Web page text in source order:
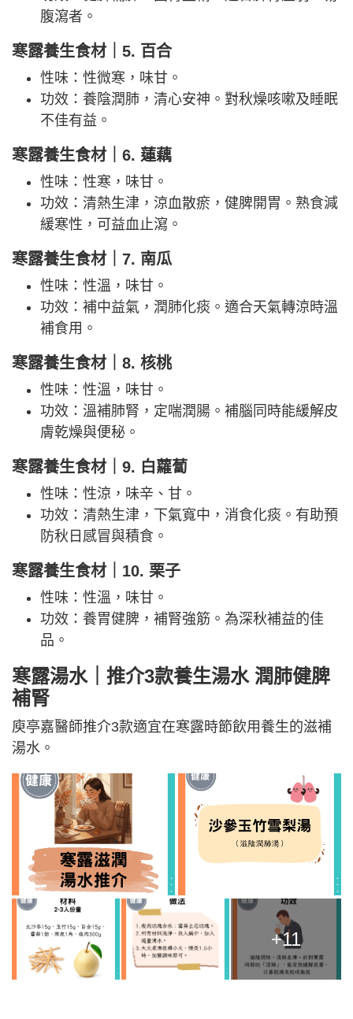
腹瀉者。
寒露養生食材｜5. 百合
性味：性微寒，味甘。
功效：養陰潤肺，清心安神。對秋燥咳嗽及睡眠
不佳有益。
寒露養生食材｜6. 蓮藕
性味：性寒，味甘。
功效：清熱生津，涼血散瘀，健脾開胃。熟食減
緩寒性，可益血止瀉。
寒露養生食材｜7. 南瓜
性味：性溫，味甘。
功效：補中益氣，潤肺化痰。適合天氣轉涼時溫
補食用。
寒露養生食材｜8. 核桃
性味：性溫，味甘。
功效：溫補肺腎，定喘潤腸。補腦同時能緩解皮
膚乾燥與便秘。
寒露養生食材｜9. 白蘿蔔
性味：性涼，味辛、甘。
功效：清熱生津，下氣寬中，消食化痰。有助預
防秋日感冒與積食。
寒露養生食材｜10. 栗子
性味：性溫，味甘。
功效：養胃健脾，補腎強筋。為深秋補益的佳
品。
寒露湯水｜推介3款養生湯水 潤肺健脾
補腎
庾亭嘉醫師推介3款適宜在寒露時節飲用養生的滋補
湯水。
+11